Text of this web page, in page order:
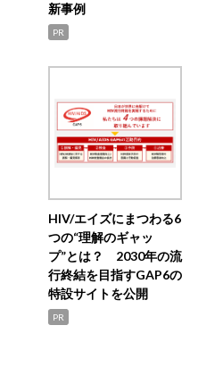
新事例
PR
HIV/エイズにまつわる6
つの“理解のギャッ
プ”とは？ 2030年の流
行終結を目指すGAP6の
特設サイトを公開
PR